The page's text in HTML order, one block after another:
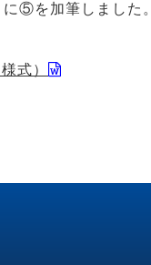
⑤を加筆しました。
式）